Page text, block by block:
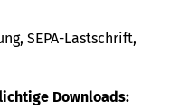
SEPA-Lastschrift,
Downloads: